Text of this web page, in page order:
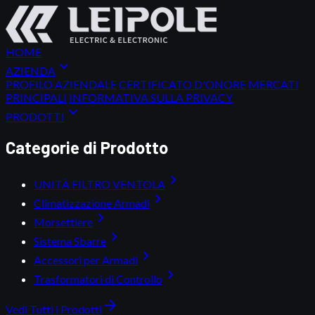
HOME
AZIENDA expand_more
PROFILO AZIENDALECERTIFICATO D'ONORE MERCATI
PRINCIPALI INFORMATIVA SULLA PRIVACY
PRODOTTI expand_more
Categorie di Prodotto
UNITÀ FILTRO VENTOLA chevron_right
Climatizzazione Armadi chevron_right
Morsettiere chevron_right
Sistema Sbarre chevron_right
Accessori per Armadi chevron_right
Trasformatori di Controllo chevron_right
Vedi Tutti i Prodotti arrow_forward